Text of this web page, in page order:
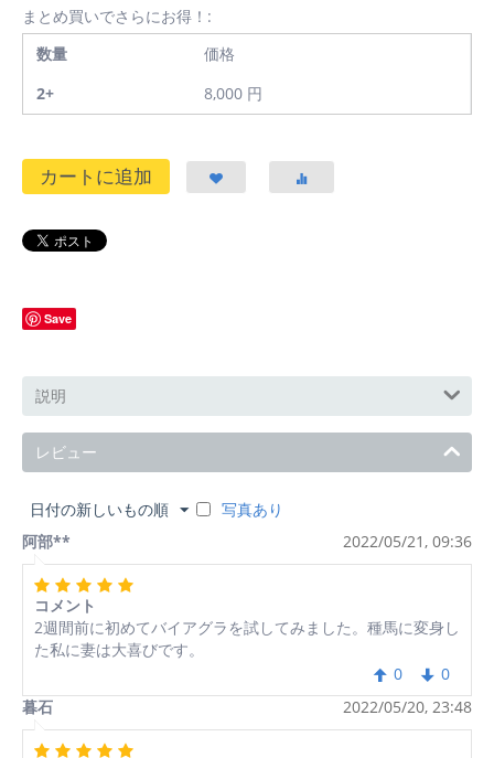
まとめ買いでさらにお得！:
数量
価格
2+
8,000 円
カートに追加
Save
説明
レビュー
日付の新しいもの順
写真あり
阿部**
2022/05/21, 09:36
コメント
2週間前に初めてバイアグラを試してみました。種馬に変身し
た私に妻は大喜びです。
0
0
暮石
2022/05/20, 23:48